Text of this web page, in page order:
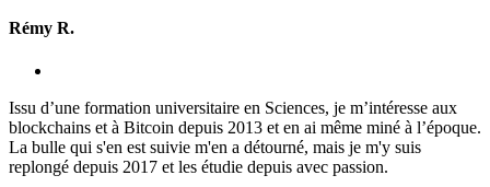
Rémy R.
Issu d’une formation universitaire en Sciences, je m’intéresse aux
blockchains et à Bitcoin depuis 2013 et en ai même miné à l’époque.
La bulle qui s'en est suivie m'en a détourné, mais je m'y suis
replongé depuis 2017 et les étudie depuis avec passion.